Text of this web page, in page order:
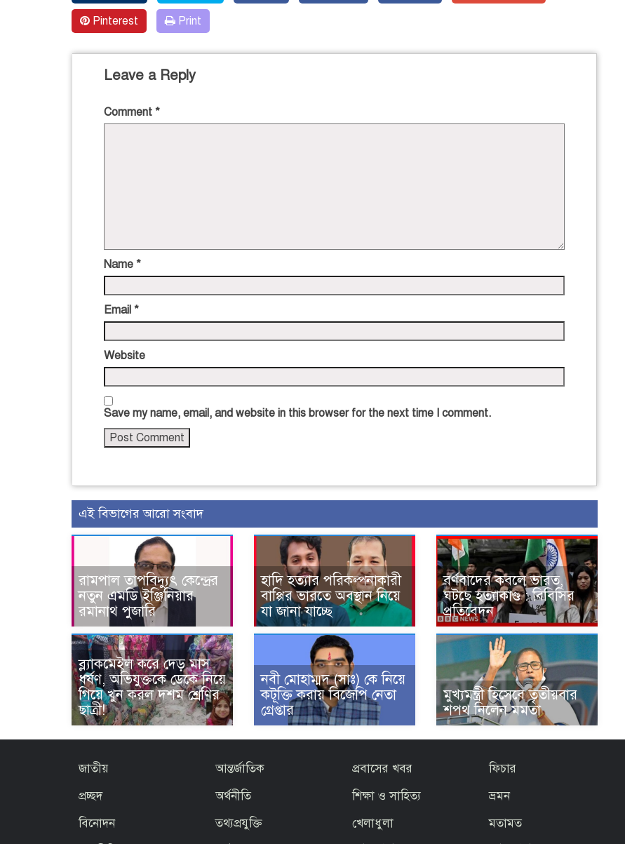
Pinterest Print
Leave a Reply
Comment *
Name *
Email *
Website
Save my name, email, and website in this browser for the next time I comment.
এই বিভাগের আরো সংবাদ
রামপাল তাপবিদ্যুৎ কেন্দ্রের
নতুন এমডি ইঞ্জিনিয়ার
রমানাথ পুজারি
হাদি হত্যার পরিকল্পনাকারী
বাপ্পির ভারতে অবস্থান নিয়ে
যা জানা যাচ্ছে
বর্ণবাদের কবলে ভারত,
ঘটছে হত্যাকাণ্ড : বিবিসির
প্রতিবেদন
ব্ল্যাকমেইল করে দেড় মাস
ধর্ষণ, অভিযুক্তকে ডেকে নিয়ে
গিয়ে খুন করল দশম শ্রেণির
ছাত্রী!
নবী মোহাম্মদ (সাঃ) কে নিয়ে
কটূক্তি করায় বিজেপি নেতা
গ্রেপ্তার
মুখ্যমন্ত্রী হিসেবে তৃতীয়বার
শপথ নিলেন মমতা
জাতীয়
প্রচ্ছদ
বিনোদন
আন্তর্জাতিক
অর্থনীতি
তথ্যপ্রযুক্তি
প্রবাসের খবর
শিক্ষা ও সাহিত্য
খেলাধুলা
ফিচার
ভ্রমন
মতামত